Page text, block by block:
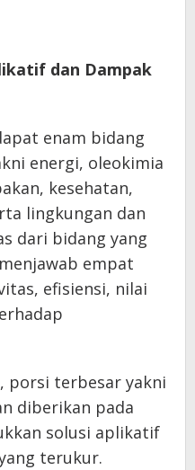
dan Dampak
enam bidang
energi, oleokimia
kesehatan,
lingkungan dan
dari bidang yang
empat
efisiensi, nilai
porsi terbesar yakni
diberikan pada
solusi aplikatif
terukur.